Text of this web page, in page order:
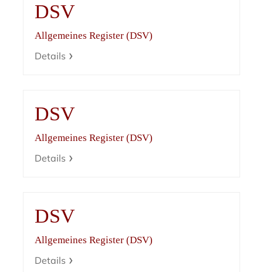
DSV
Allgemeines Register (DSV)
Details
DSV
Allgemeines Register (DSV)
Details
DSV
Allgemeines Register (DSV)
Details